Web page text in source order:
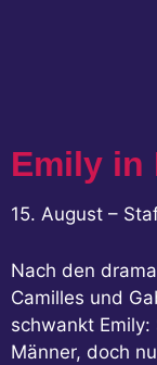
Emily in
15. August –
Nach den
Camilles und
schwankt
Männer, doch